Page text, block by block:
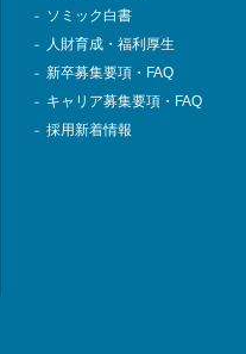
－ ソミック白書
－ 人財育成・福利厚生
－ 新卒募集要項・FAQ
－ キャリア募集要項・FAQ
－ 採用新着情報